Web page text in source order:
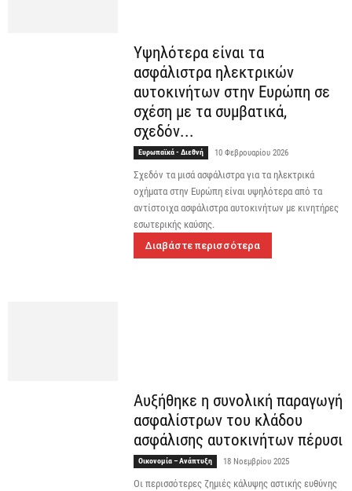
Υψηλότερα είναι τα
ασφάλιστρα ηλεκτρικών
αυτοκινήτων στην Ευρώπη σε
σχέση με τα συμβατικά,
σχεδόν...
Ευρωπαϊκά - Διεθνή 10 Φεβρουαρίου 2026
Σχεδόν τα μισά ασφάλιστρα για τα ηλεκτρικά
οχήματα στην Ευρώπη είναι υψηλότερα από τα
αντίστοιχα ασφάλιστρα αυτοκινήτων με κινητήρες
εσωτερικής καύσης.
Διαβάστε περισσότερα
Αυξήθηκε η συνολική παραγωγή
ασφαλίστρων του κλάδου
ασφάλισης αυτοκινήτων πέρυσι
Οικονομία – Ανάπτυξη 18 Νοεμβρίου 2025
Οι περισσότερες ζημιές κάλυψης αστικής ευθύνης